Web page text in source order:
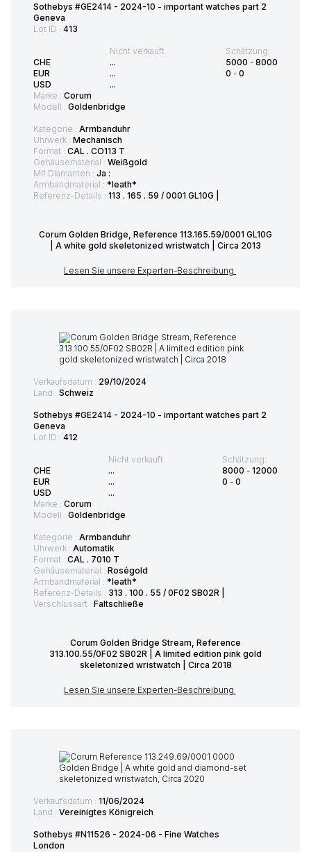
Sothebys #GE2414 - 2024-10 - important watches part 2
Geneva
Lot ID : 413
CHE
EUR
USD
Nicht verkauft
...
...
...
Schätzung:
5000 - 8000
0 - 0
Marke : Corum
Modell : Goldenbridge
Kategorie : Armbanduhr
Uhrwerk : Mechanisch
Format : CAL . CO113 T
Gehäusematerial : Weißgold
Mit Diamanten : Ja :
Armbandmaterial : *leath*
Referenz-Details : 113 . 165 . 59 / 0001 GL10G |
Corum Golden Bridge, Reference 113.165.59/0001 GL10G
| A white gold skeletonized wristwatch | Circa 2013
Lesen Sie unsere Experten-Beschreibung
Verkaufsdatum : 29/10/2024
Land : Schweiz
Sothebys #GE2414 - 2024-10 - important watches part 2
Geneva
Lot ID : 412
CHE
EUR
USD
Nicht verkauft
...
...
...
Schätzung:
8000 - 12000
0 - 0
Marke : Corum
Modell : Goldenbridge
Kategorie : Armbanduhr
Uhrwerk : Automatik
Format : CAL . 7010 T
Gehäusematerial : Roségold
Armbandmaterial : *leath*
Referenz-Details : 313 . 100 . 55 / 0F02 SB02R |
Verschlussart : Faltschließe
Corum Golden Bridge Stream, Reference
313.100.55/0F02 SB02R | A limited edition pink gold
skeletonized wristwatch | Circa 2018
Lesen Sie unsere Experten-Beschreibung
Verkaufsdatum : 11/06/2024
Land : Vereinigtes Königreich
Sothebys #N11526 - 2024-06 - Fine Watches
London